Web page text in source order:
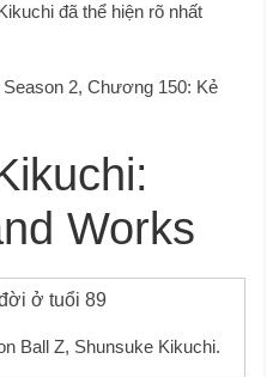
đã thể hiện rõ nhất
2, Chương 150: Kẻ
Works
Ball Z, Shunsuke Kikuchi.